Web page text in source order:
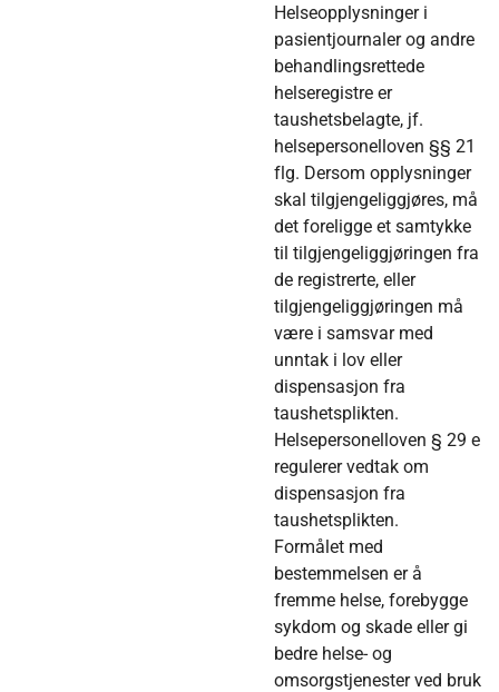
Helseopplysninger i
pasientjournaler og andre
behandlingsrettede
helseregistre er
taushetsbelagte, jf.
helsepersonelloven §§ 21
flg. Dersom opplysninger
skal tilgjengeliggjøres, må
det foreligge et samtykke
til tilgjengeliggjøringen fra
de registrerte, eller
tilgjengeliggjøringen må
være i samsvar med
unntak i lov eller
dispensasjon fra
taushetsplikten.
Helsepersonelloven § 29 e
regulerer vedtak om
dispensasjon fra
taushetsplikten.
Formålet med
bestemmelsen er å
fremme helse, forebygge
sykdom og skade eller gi
bedre helse- og
omsorgstjenester ved bruk